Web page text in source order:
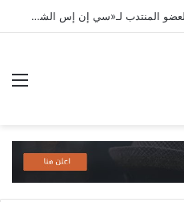
مارك فيلينتورف يتولى منصب العضو المنتدب لـ«سي إن إس الشرق الأوسط» ويشرف على شركات قطاع التكنولوجيا ضمن مجموعة غباش